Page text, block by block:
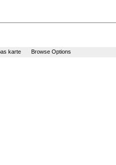
karte Browse Options